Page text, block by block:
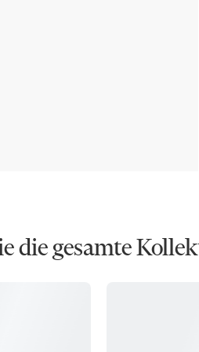
die gesamte